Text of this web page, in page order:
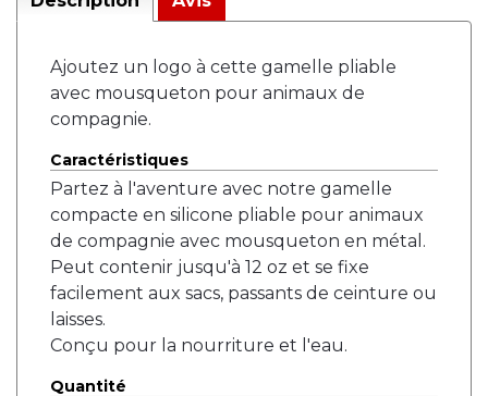
Ajoutez un logo à cette gamelle pliable
avec mousqueton pour animaux de
compagnie.
Caractéristiques
Partez à l'aventure avec notre gamelle
compacte en silicone pliable pour animaux
de compagnie avec mousqueton en métal.
Peut contenir jusqu'à 12 oz et se fixe
facilement aux sacs, passants de ceinture ou
laisses.
Conçu pour la nourriture et l'eau.
Quantité